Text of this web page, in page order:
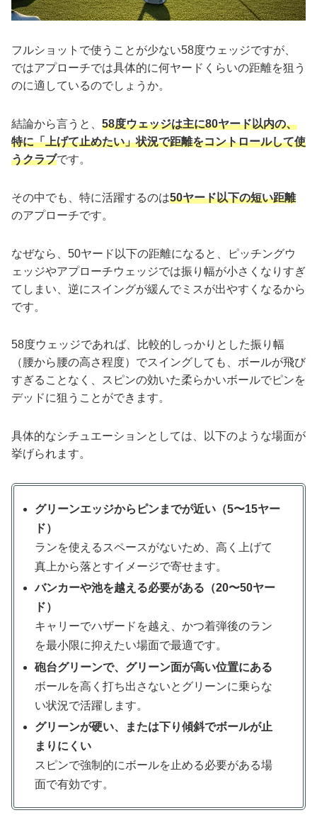
フルショットで使うことが少ない58度ウェッジですが、
ではアプローチでは具体的に何ヤードくらいの距離を狙う
のに適しているのでしょうか。
結論から言うと、 58度ウェッジは主に80ヤード以内の、
特に「上げて止めたい」状況で距離をコントロールして使
うクラブです。
その中でも、特に活躍するのは50ヤード以下の短い距離
のアプローチです。
なぜなら、50ヤード以下の距離になると、ピッチングウ
ェッジやアプローチウェッジでは振り幅が小さくなりすぎ
てしまい、逆にスイングが緩んでミスが出やすくなるから
です。
58度ウェッジであれば、比較的しっかりとした振り幅
（腰から腰の高さ程度）でスイングしても、ボールが飛び
すぎることなく、スピンの効いた柔らかいボールでピンを
デッドに狙うことができます。
具体的なシチュエーションとしては、以下のような場面が
挙げられます。
グリーンエッジからピンまでが近い（5〜15ヤー
ド）
ランを使えるスペースがないため、高く上げて
真上から落とすイメージで寄せます。
バンカーや池を越える必要がある（20〜50ヤー
ド）
キャリーでハザードを越え、かつ着弾後のラン
を最小限に抑えたい場面で最適です。
砲台グリーンで、グリーン面が高い位置にある
ボールを高く打ち出さないとグリーンに乗らな
い状況で活躍します。
グリーンが硬い、または下り傾斜でボールが止
まりにくい
スピンで強制的にボールを止める必要がある場
面で有効です。